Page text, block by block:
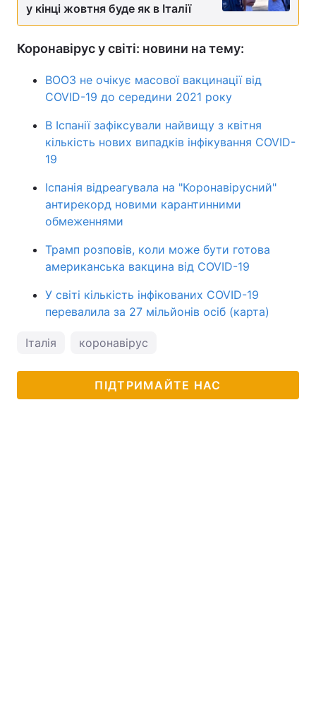
у кінці жовтня буде як в Італії
Коронавірус у світі: новини на тему:
ВООЗ не очікує масової вакцинації від
COVID-19 до середини 2021 року
В Іспанії зафіксували найвищу з квітня
кількість нових випадків інфікування COVID-
19
Іспанія відреагувала на "Коронавірусний"
антирекорд новими карантинними
обмеженнями
Трамп розповів, коли може бути готова
американська вакцина від COVID-19
У світі кількість інфікованих COVID-19
перевалила за 27 мільйонів осіб (карта)
Італія коронавірус
ПІДТРИМАЙТЕ НАС